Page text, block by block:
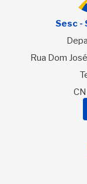
Sesc -
Rua Dom